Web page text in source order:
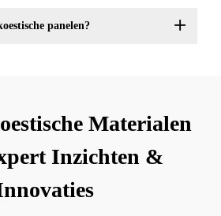
panelen?
Materialen
Inzichten &